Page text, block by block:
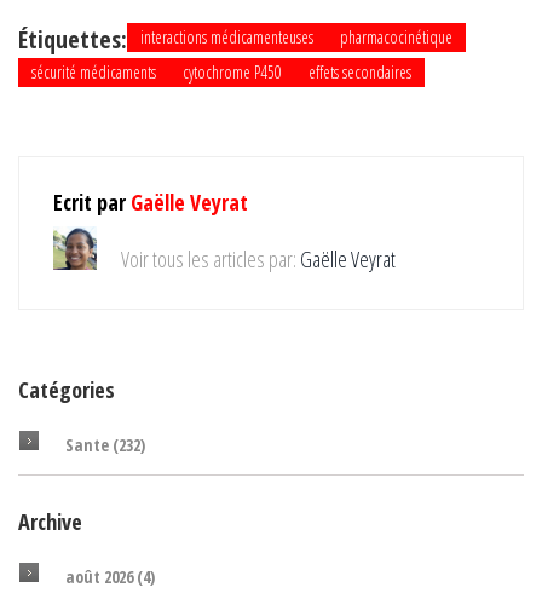
Étiquettes: interactions médicamenteuses
pharmacocinétique
sécurité médicaments
cytochrome P450 effets secondaires
Ecrit par Gaëlle Veyrat
Voir tous les articles par: Gaëlle Veyrat
Catégories
Sante (232)
Archive
août 2026(4)